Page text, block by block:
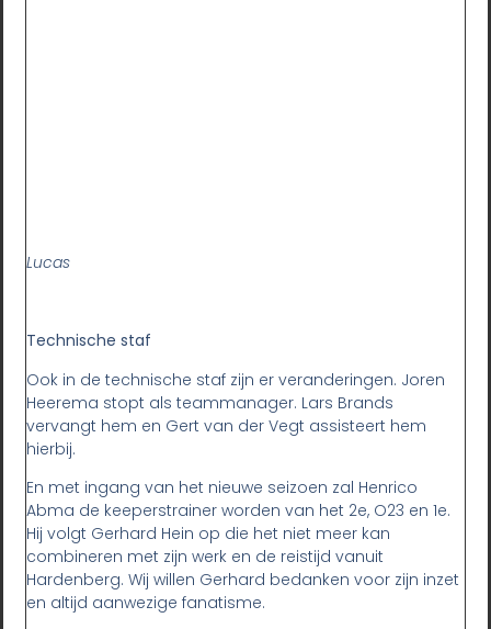
Lucas
Technische staf
Ook in de technische staf zijn er veranderingen. Joren
Heerema stopt als teammanager. Lars Brands
vervangt hem en Gert van der Vegt assisteert hem
hierbij.
En met ingang van het nieuwe seizoen zal Henrico
Abma de keeperstrainer worden van het 2e, O23 en 1e.
Hij volgt Gerhard Hein op die het niet meer kan
combineren met zijn werk en de reistijd vanuit
Hardenberg. Wij willen Gerhard bedanken voor zijn inzet
en altijd aanwezige fanatisme.